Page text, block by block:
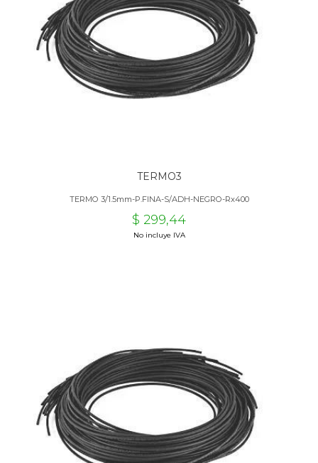
TERMO3
TERMO 3/1.5mm-P.FINA-S/ADH-NEGRO-Rx400
$ 299,44
No incluye IVA